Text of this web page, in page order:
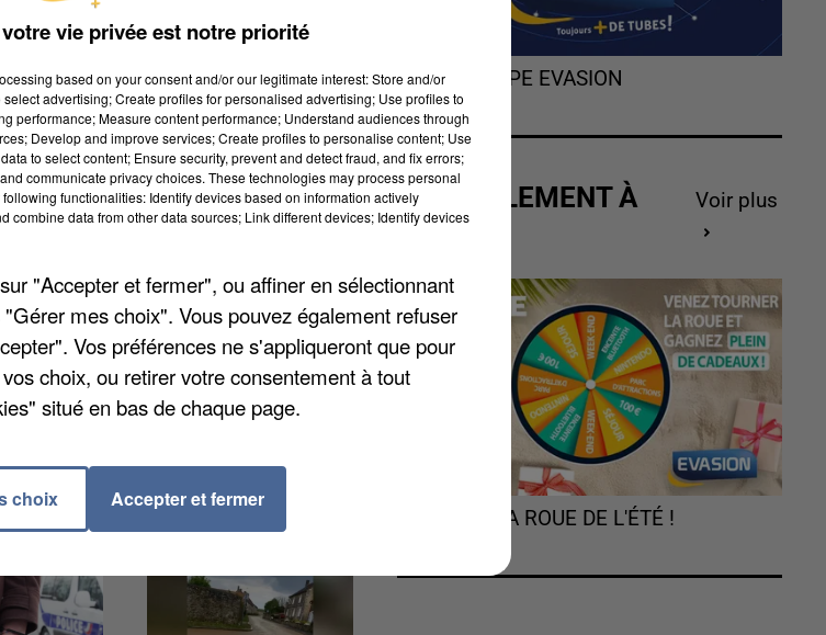
22h. Un homme sans domicile
un plot en béton. Le voyant
succès, raconte
ont récupéré la victime à environ
est décédée sur place.
L'HOROSCOPE EVASION
ACTUELLEMENT À
GAGNER
Voir plus
TOURNEZ LA ROUE DE L'ÉTÉ !
vie privée est notre priorité
based on your consent and/or our legitimate interest: Store and/or
advertising; Create profiles for personalised advertising; Use profiles to
performance; Measure content performance; Understand audiences through
Develop and improve services; Create profiles to personalise content; Use
to select content; Ensure security, prevent and detect fraud, and fix errors;
communicate privacy choices. These technologies may process personal
functionalities: Identify devices based on information actively
combine data from other data sources; Link different devices; Identify devices
"Accepter et fermer", ou affiner en sélectionnant
mes choix". Vous pouvez également refuser
Vos préférences ne s'appliqueront que pour
choix, ou retirer votre consentement à tout
situé en bas de chaque page.
choix Accepter et fermer